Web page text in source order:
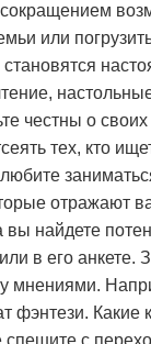
или
честны о
тех, кто
отражают
вы найдете
в его
мнениями.
фэнтези. Какие
с